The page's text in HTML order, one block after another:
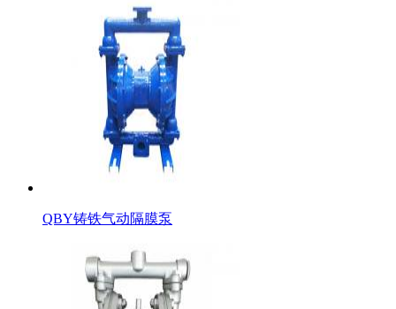
QBY铸铁气动隔膜泵